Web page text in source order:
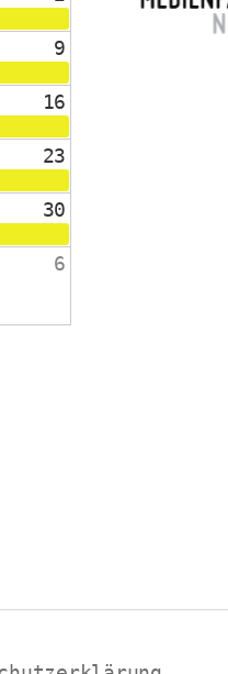
9
16
23
30
6
ev. Kirche